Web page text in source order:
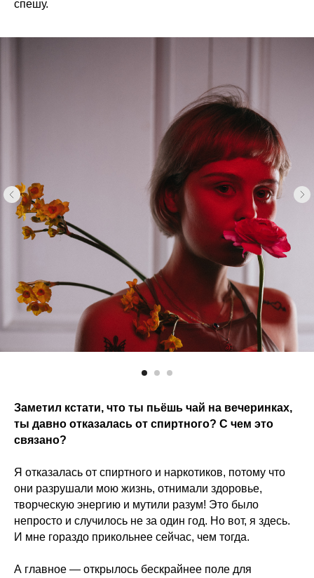
спешу.
Заметил кстати, что ты пьёшь чай на вечеринках,
ты давно отказалась от спиртного? С чем это
связано?
Я отказалась от спиртного и наркотиков, потому что
они разрушали мою жизнь, отнимали здоровье,
творческую энергию и мутили разум! Это было
непросто и случилось не за один год. Но вот, я здесь.
И мне гораздо прикольнее сейчас, чем тогда.
А главное — открылось бескрайнее поле для